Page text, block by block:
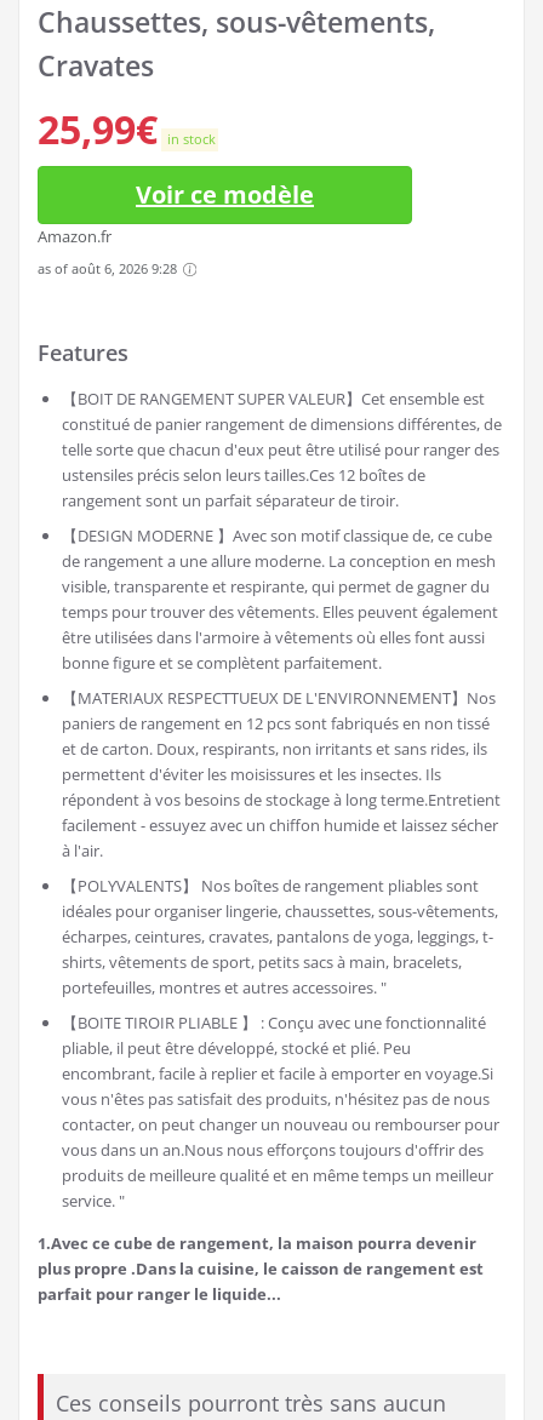
Chaussettes, sous-vêtements,
Cravates
25,99€ in stock
Voir ce modèle
Amazon.fr
as of août 6, 2026 9:28
Features
【BOIT DE RANGEMENT SUPER VALEUR】Cet ensemble est
constitué de panier rangement de dimensions différentes, de
telle sorte que chacun d'eux peut être utilisé pour ranger des
ustensiles précis selon leurs tailles.Ces 12 boîtes de
rangement sont un parfait séparateur de tiroir.
【DESIGN MODERNE 】Avec son motif classique de, ce cube
de rangement a une allure moderne. La conception en mesh
visible, transparente et respirante, qui permet de gagner du
temps pour trouver des vêtements. Elles peuvent également
être utilisées dans l'armoire à vêtements où elles font aussi
bonne figure et se complètent parfaitement.
【MATERIAUX RESPECTTUEUX DE L'ENVIRONNEMENT】Nos
paniers de rangement en 12 pcs sont fabriqués en non tissé
et de carton. Doux, respirants, non irritants et sans rides, ils
permettent d'éviter les moisissures et les insectes. Ils
répondent à vos besoins de stockage à long terme.Entretient
facilement - essuyez avec un chiffon humide et laissez sécher
à l'air.
【POLYVALENTS】 Nos boîtes de rangement pliables sont
idéales pour organiser lingerie, chaussettes, sous-vêtements,
écharpes, ceintures, cravates, pantalons de yoga, leggings, t-
shirts, vêtements de sport, petits sacs à main, bracelets,
portefeuilles, montres et autres accessoires. "
【BOITE TIROIR PLIABLE 】 : Conçu avec une fonctionnalité
pliable, il peut être développé, stocké et plié. Peu
encombrant, facile à replier et facile à emporter en voyage.Si
vous n'êtes pas satisfait des produits, n'hésitez pas de nous
contacter, on peut changer un nouveau ou rembourser pour
vous dans un an.Nous nous efforçons toujours d'offrir des
produits de meilleure qualité et en même temps un meilleur
service. "
1.Avec ce cube de rangement, la maison pourra devenir
plus propre .Dans la cuisine, le caisson de rangement est
parfait pour ranger le liquide...
Ces conseils pourront très sans aucun